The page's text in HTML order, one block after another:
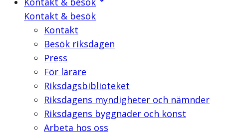
Kontakt & besök
Kontakt
Besök riksdagen
Press
För lärare
Riksdagsbiblioteket
Riksdagens myndigheter och nämnder
Riksdagens byggnader och konst
Arbeta hos oss